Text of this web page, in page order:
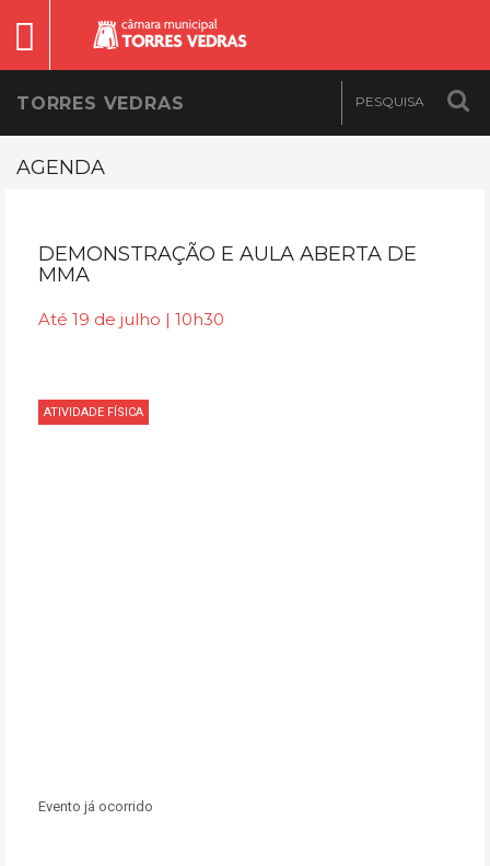
TORRES VEDRAS
AGENDA
DEMONSTRAÇÃO E AULA ABERTA DE
MMA
Até 19 de julho | 10h30
ATIVIDADE FÍSICA
Evento já ocorrido